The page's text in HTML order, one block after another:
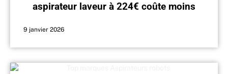
aspirateur laveur à 224€ coûte moins
9 janvier 2026